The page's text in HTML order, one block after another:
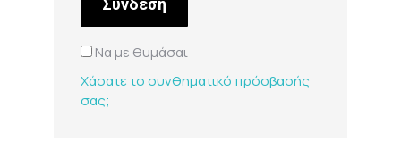
Σύνδεση
Να με θυμάσαι
Χάσατε το συνθηματικό πρόσβασής
σας;